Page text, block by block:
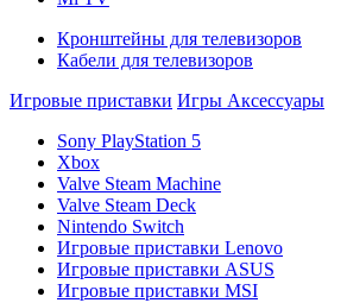
Кронштейны для телевизоров
Кабели для телевизоров
Игровые приставки Игры Аксессуары
Sony PlayStation 5
Xbox
Valve Steam Machine
Valve Steam Deck
Nintendo Switch
Игровые приставки Lenovo
Игровые приставки ASUS
Игровые приставки MSI